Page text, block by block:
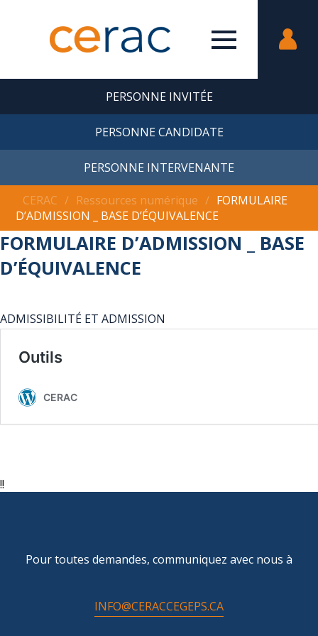
PERSONNE INVITÉE
PERSONNE CANDIDATE
PERSONNE INTERVENANTE
CERAC ∕ Ressources numérique ∕ FORMULAIRE
D’ADMISSION _ BASE D’ÉQUIVALENCE
FORMULAIRE D’ADMISSION _ BASE
D’ÉQUIVALENCE
ADMISSIBILITÉ ET ADMISSION
!!
Pour toutes demandes, communiquez avec nous à
INFO@CERACCEGEPS.CA